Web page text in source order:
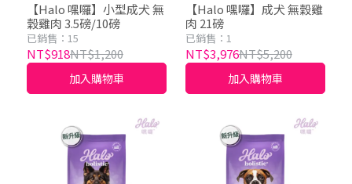
【Halo 嘿囉】小型成犬 無
穀雞肉 3.5磅/10磅
已銷售：15
NT$918NT$1,200
加入購物車
【Halo 嘿囉】成犬 無穀雞
肉 21磅
已銷售：1
NT$3,976NT$5,200
加入購物車